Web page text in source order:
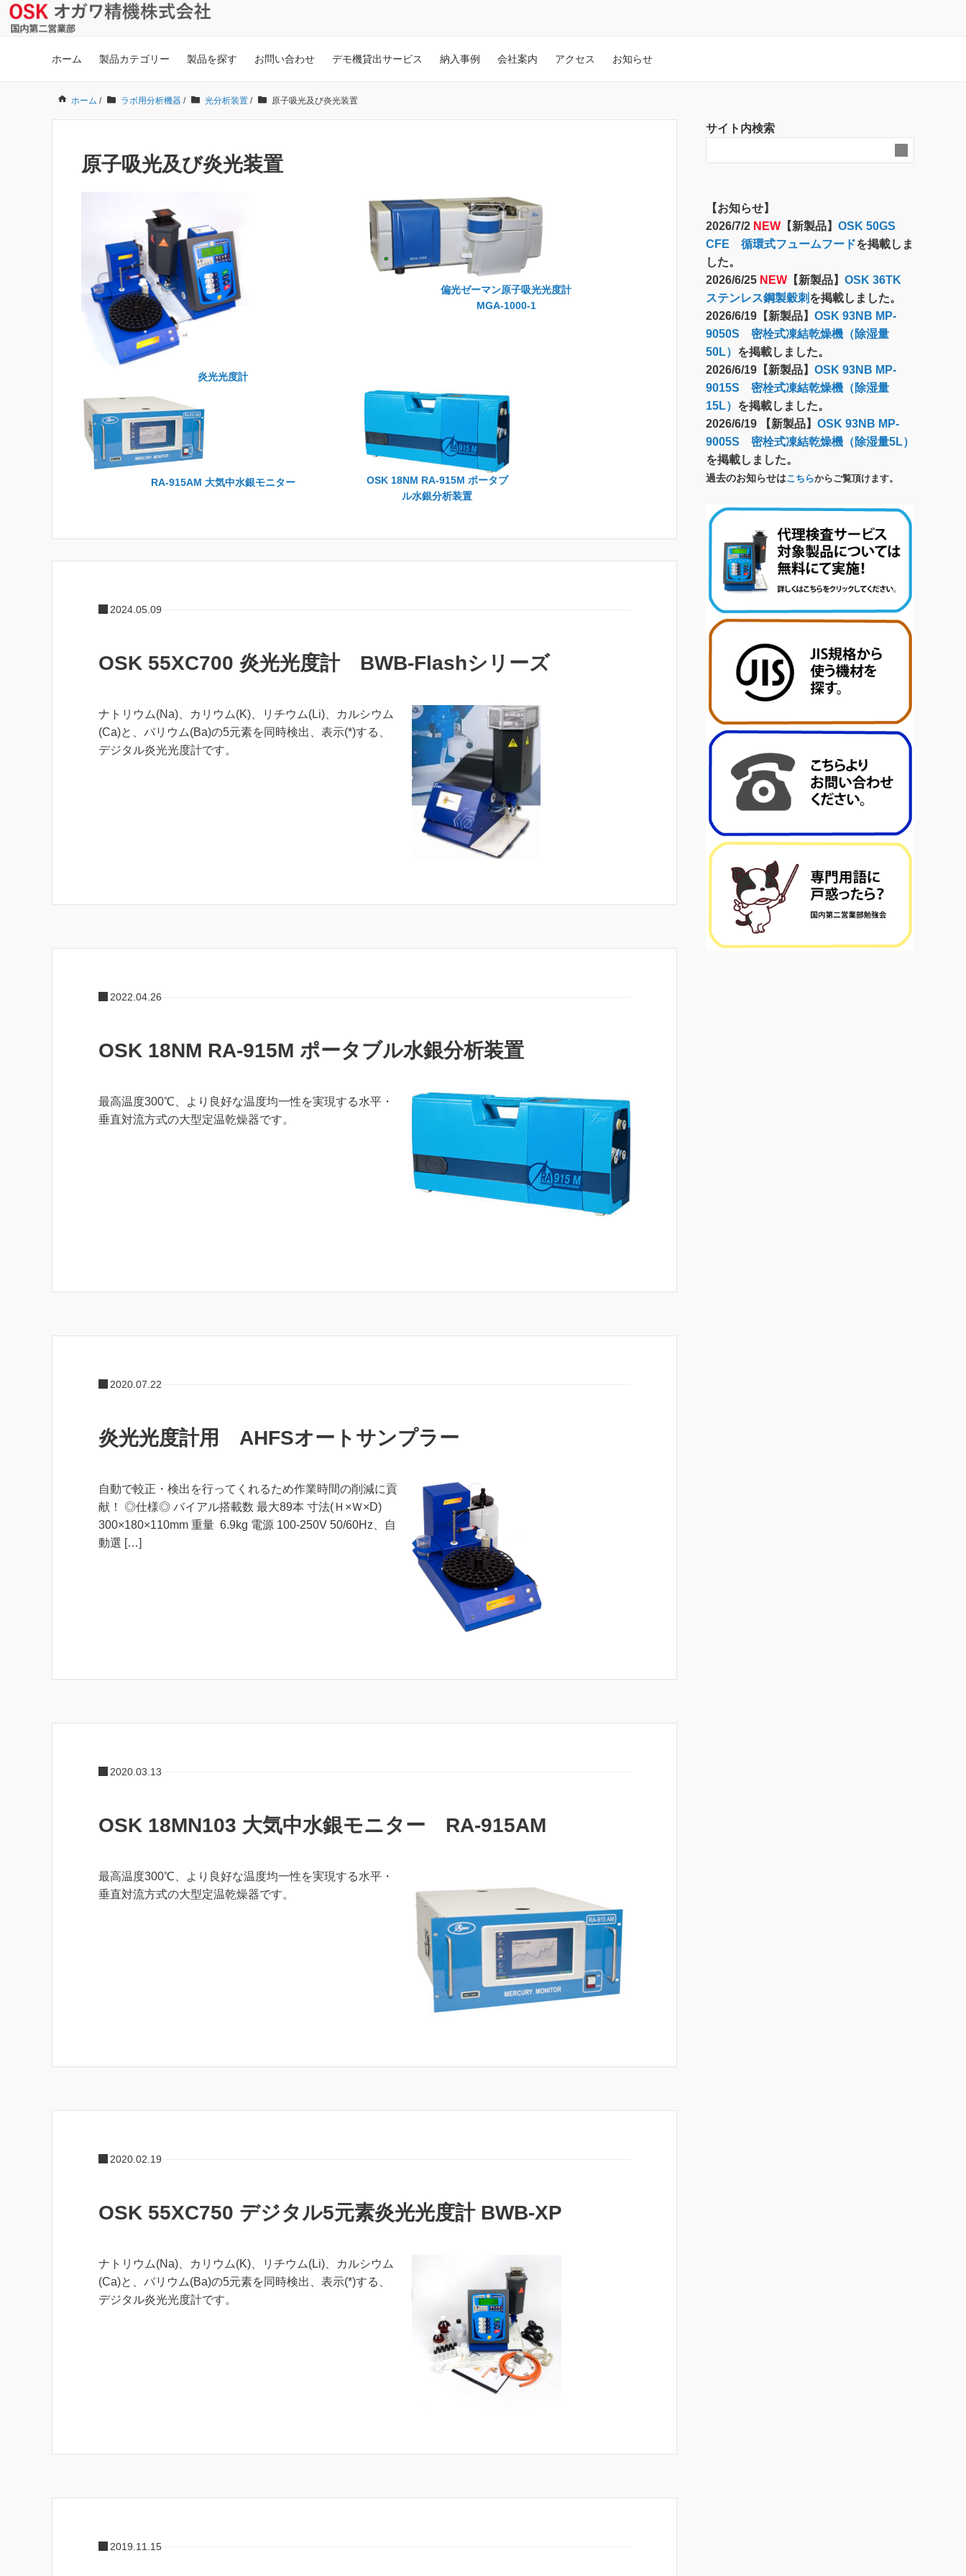
ホーム 製品カテゴリー 製品を探す お問い合わせ デモ機貸出サービス 納入事例 会社案内 アクセス お知らせ
ホーム / ラボ用分析機器 / 光分析装置 / 原子吸光及び炎光装置
原子吸光及び炎光装置
炎光光度計
偏光ゼーマン原子吸光光度計
MGA-1000-1
RA-915AM 大気中水銀モニター
OSK 18NM RA-915M ポータブ
ル水銀分析装置
2024.05.09
OSK 55XC700 炎光光度計 BWB-Flashシリーズ
ナトリウム(Na)、カリウム(K)、リチウム(Li)、カルシウム
(Ca)と、バリウム(Ba)の5元素を同時検出、表示(*)する、
デジタル炎光光度計です。
2022.04.26
OSK 18NM RA-915M ポータブル水銀分析装置
最高温度300℃、より良好な温度均一性を実現する水平・
垂直対流方式の大型定温乾燥器です。
2020.07.22
炎光光度計用 AHFSオートサンプラー
自動で較正・検出を行ってくれるため作業時間の削減に貢
献！ ◎仕様◎ バイアル搭載数 最大89本 寸法(Ｈ×Ｗ×D)
300×180×110mm 重量 6.9kg 電源 100-250V 50/60Hz、自
動選 […]
2020.03.13
OSK 18MN103 大気中水銀モニター RA-915AM
最高温度300℃、より良好な温度均一性を実現する水平・
垂直対流方式の大型定温乾燥器です。
2020.02.19
OSK 55XC750 デジタル5元素炎光光度計 BWB-XP
ナトリウム(Na)、カリウム(K)、リチウム(Li)、カルシウム
(Ca)と、バリウム(Ba)の5元素を同時検出、表示(*)する、
デジタル炎光光度計です。
2019.11.15
サイト内検索
【お知らせ】
2026/7/2 NEW 【新製品】 OSK 50GS
CFE 循環式フュームフードを掲載しま
した。
2026/6/25 NEW 【新製品】 OSK 36TK
ステンレス鋼製穀刺 を掲載しました。
2026/6/19【新製品】 OSK 93NB MP-
9050S 密栓式凍結乾燥機（除湿量
50L） を掲載しました。
2026/6/19【新製品】 OSK 93NB MP-
9015S 密栓式凍結乾燥機（除湿量
15L） を掲載しました。
2026/6/19 【新製品】 OSK 93NB MP-
9005S 密栓式凍結乾燥機（除湿量5L）
を掲載しました。
過去のお知らせはこちらからご覧頂けます。